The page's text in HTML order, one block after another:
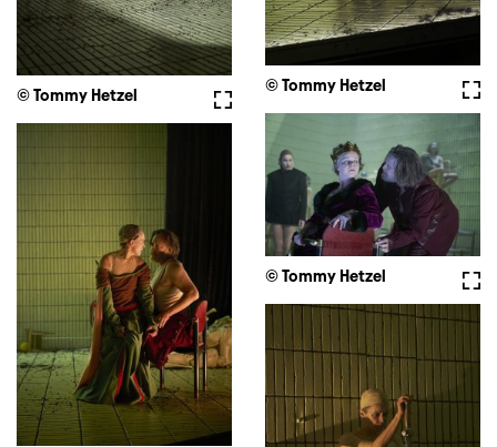
© Tommy Hetzel
Vollbild
© Tommy Hetzel
© Tommy Hetzel